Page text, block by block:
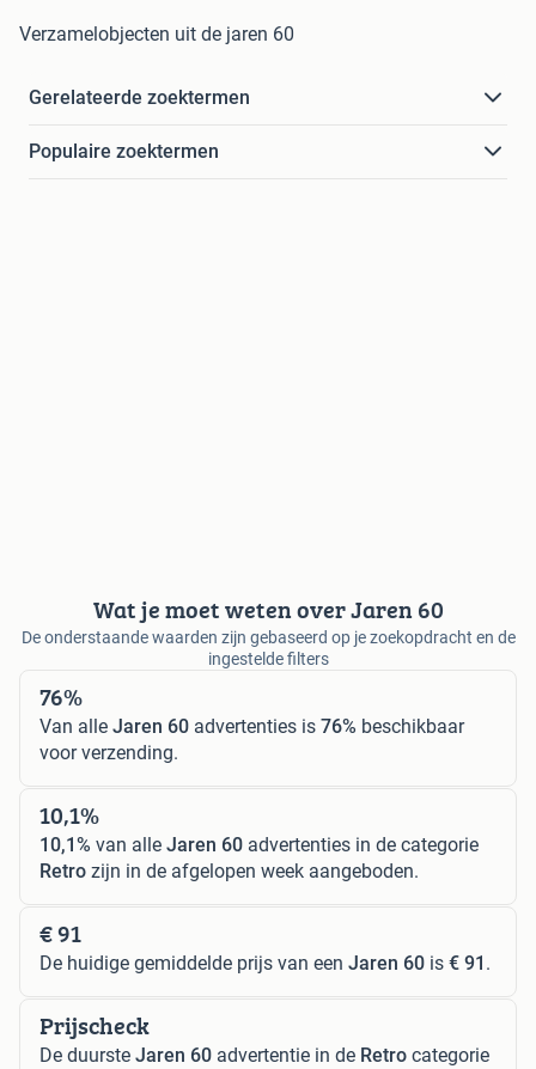
Verzamelobjecten uit de jaren 60
Gerelateerde zoektermen
Populaire zoektermen
Wat je moet weten over Jaren 60
De onderstaande waarden zijn gebaseerd op je zoekopdracht en de
ingestelde filters
76%
Van alle Jaren 60 advertenties is 76% beschikbaar
voor verzending.
10,1%
10,1% van alle Jaren 60 advertenties in de categorie
Retro zijn in de afgelopen week aangeboden.
€ 91
De huidige gemiddelde prijs van een Jaren 60 is € 91 .
Prijscheck
De duurste Jaren 60 advertentie in de Retro categorie